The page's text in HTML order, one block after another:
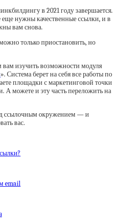
в 2021 году завершается.
нужны качественные ссылки, и в
вам снова.
только приостановить, но
изучить возможности модуля
». Система берет на себя все работы по
площадки с маркетинговой точки
А можете и эту часть переложить на
ссылочным окружением — и
вас.
email